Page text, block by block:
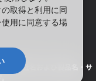
の会社名および製品名・サ
。
取得と利用に同
用に同意する場